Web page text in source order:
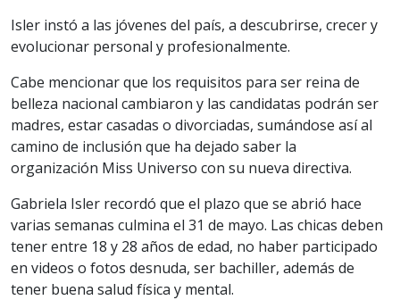
Isler instó a las jóvenes del país, a descubrirse, crecer y
evolucionar personal y profesionalmente.
Cabe mencionar que los requisitos para ser reina de
belleza nacional cambiaron y las candidatas podrán ser
madres, estar casadas o divorciadas, sumándose así al
camino de inclusión que ha dejado saber la
organización Miss Universo con su nueva directiva.
Gabriela Isler recordó que el plazo que se abrió hace
varias semanas culmina el 31 de mayo. Las chicas deben
tener entre 18 y 28 años de edad, no haber participado
en videos o fotos desnuda, ser bachiller, además de
tener buena salud física y mental.